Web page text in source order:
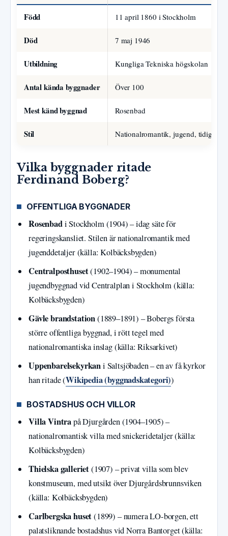
Född 11 april 1860 i Stockholm
Död 7 maj 1946
Utbildning Kungliga Tekniska högskolan
Antal kända byggnader Över 100
Mest känd byggnad Rosenbad
Stil Nationalromantik, jugend, tidig
Vilka byggnader ritade
Ferdinand Boberg?
OFFENTLIGA BYGGNADER
Rosenbadi Stockholm (1904) – idag säte för
regeringskansliet. Stilen är nationalromantik med
jugenddetaljer (källa: Kolbäcksbygden)
Centralposthuset(1902–1904) – monumental
jugendbyggnad vid Centralplan i Stockholm (källa:
Kolbäcksbygden)
Gävle brandstation(1889–1891) – Bobergs första
större offentliga byggnad, i rött tegel med
nationalromantiska inslag (källa: Riksarkivet)
Uppenbarelsekyrkani Saltsjöbaden – en av få kyrkor
han ritade (Wikipedia (byggnadskategori))
BOSTADSHUS OCH VILLOR
Villa Vintrapå Djurgården (1904–1905) –
nationalromantisk villa med snickeridetaljer (källa:
Kolbäcksbygden)
Thielska galleriet(1907) – privat villa som blev
konstmuseum, med utsikt över Djurgårdsbrunnsviken
(källa: Kolbäcksbygden)
Carlbergska huset(1899) – numera LO-borgen, ett
palatsliknande bostadshus vid Norra Bantorget (källa: